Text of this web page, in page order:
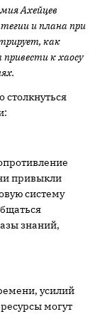
Ахейцев
и плана при
как
к хаосу
привыкли
систему
знаний,
усилий
могут